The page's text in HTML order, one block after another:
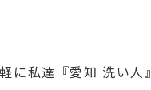
私達『愛知 洗い